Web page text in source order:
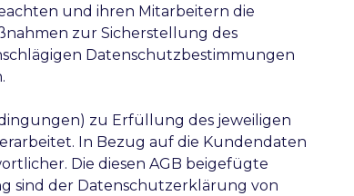
und ihren Mitarbeitern die
zur Sicherstellung des
Datenschutzbestimmungen
zu Erfüllung des jeweiligen
In Bezug auf die Kundendaten
Die diesen AGB beigefügte
sind der Datenschutzerklärung von